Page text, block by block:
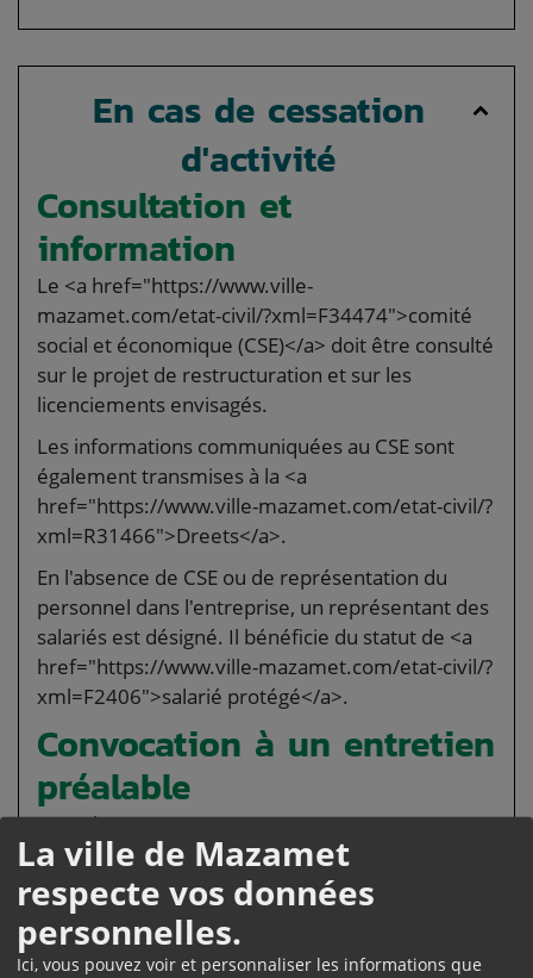
La ville de Mazamet
respecte vos données
personnelles.
Ici, vous pouvez voir et personnaliser les informations que
En cas de cessation
d'activité
Consultation et
information
Le <a href="https://www.ville-
mazamet.com/etat-civil/?xml=F34474">comité
social et économique (CSE)</a> doit être consulté
sur le projet de restructuration et sur les
licenciements envisagés.
Les informations communiquées au CSE sont
également transmises à la <a
href="https://www.ville-mazamet.com/etat-civil/?
xml=R31466">Dreets</a>.
En l'absence de CSE ou de représentation du
personnel dans l'entreprise, un représentant des
salariés est désigné. Il bénéficie du statut de <a
href="https://www.ville-mazamet.com/etat-civil/?
xml=F2406">salarié protégé</a>.
Convocation à un entretien
préalable
L'employeur convoque <a
href="https://www.ville-mazamet.com/etat-civil/?
xml=F2831">chaque salarié concerné</a> à un
<a href="https://www.ville-mazamet.com/etat-
civil/?xml=F13782">entretien préalable</a> au